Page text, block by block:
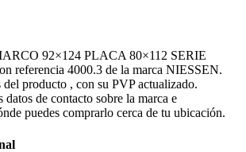
92×124 PLACA 80×112 SERIE
referencia 4000.3 de la marca NIESSEN.
producto , con su PVP actualizado.
datos de contacto sobre la marca e
puedes comprarlo cerca de tu ubicación.